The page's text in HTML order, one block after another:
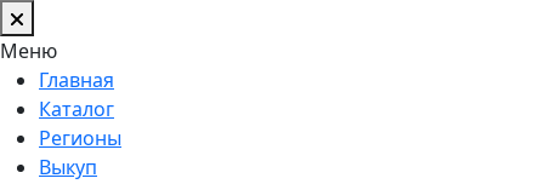
Меню
Главная
Каталог
Регионы
Выкуп